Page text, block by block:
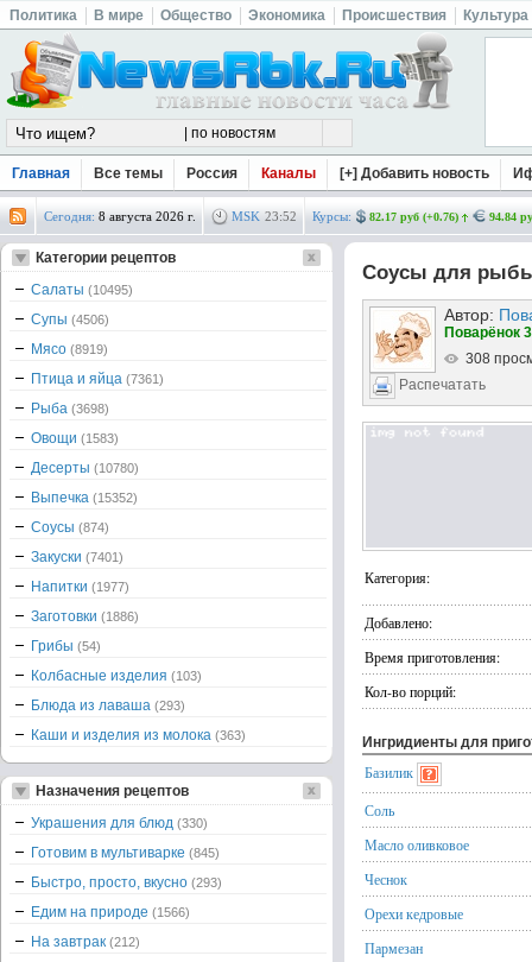
Политика В мире Общество Экономика Происшествия Культура
Главная Все темы Россия Каналы [+] Добавить новость
Сегодня: 8 августа 2026 г. MSK 23:52 Курсы: 82.17 руб (+0.76) 94.84
Соусы для
Автор:
Поварёнок
308
Распечатать
Категория:
Добавлено:
Время приготовления:
Кол-во порций:
Ингридиенты для
Базилик
Соль
Масло оливковое
Чеснок
Орехи кедровые
Пармезан
Категории рецептов
Салаты (10495)
Супы (4506)
Мясо (8919)
Птица и яйца (7361)
Рыба (3698)
Овощи (1583)
Десерты (10780)
Выпечка (15352)
Соусы (874)
Закуски (7401)
Напитки (1977)
Заготовки (1886)
Грибы (54)
Колбасные изделия (103)
Блюда из лаваша (293)
Каши и изделия из молока (363)
Назначения рецептов
Украшения для блюд (330)
Готовим в мультиварке (845)
Быстро, просто, вкусно (293)
Едим на природе (1566)
На завтрак (212)